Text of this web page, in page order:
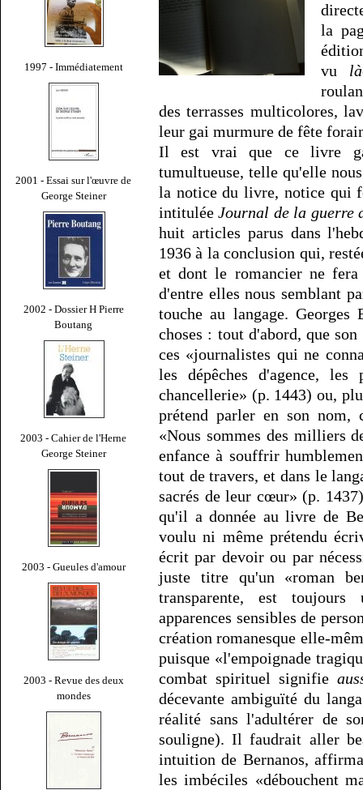
1997 - Immédiatement
2001 - Essai sur l'œuvre de
George Steiner
2002 - Dossier H Pierre
Boutang
2003 - Cahier de l'Herne
George Steiner
2003 - Gueules d'amour
2003 - Revue des deux
mondes
la
vu
des terrasses multicolores,
leur gai murmure de fête
Il est vrai que ce livre
tumultueuse, telle qu'elle
la notice du livre, notice qui
intituléeJournal de la guerre
huit articles parus dans
1936 à la conclusion qui,
et dont le romancier ne fera
d'entre elles nous semblant
touche au langage. Georges
choses : tout d'abord, que
ces «journalistes qui ne
les dépêches d'agence,
chancellerie» (p. 1443) ou,
prétend parler en son
«Nous sommes des milliers
enfance à souffrir
tout de travers, et dans le
sacrés de leur cœur» (p.
qu'il a donnée au livre de
voulu ni même prétendu
écrit par devoir ou par
juste titre qu'un «roman
transparente, est
apparences sensibles de
création romanesque elle-
puisque «l'empoignade
combat spirituel signifie
décevante ambiguïté du
réalité sans l'adultérer de
souligne). Il faudrait aller
intuition de Bernanos,
les imbéciles «débouchent